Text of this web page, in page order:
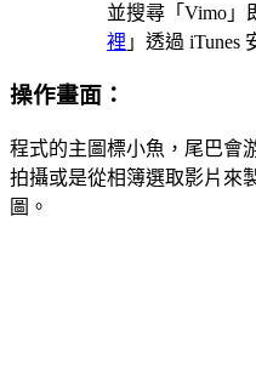
並搜尋「Vimo」
裡 」透過 iTunes
操作畫面：
程式的主圖標小魚，尾巴會
拍攝或是從相簿選取影片來
圖。